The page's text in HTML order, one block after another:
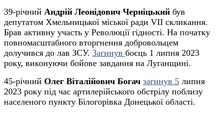
39-річний Андрій Леонідович Черніцький був
депутатом Хмельницької міської ради VII скликання.
Брав активну участь у Революції гідності. На початку
повномасштабного вторгнення добровольцем
долучився до лав ЗСУ. Загинув боєць 1 липня 2023
року, виконуючи бойове завдання на Луганщині.
45-річний Олег Віталійович Богач загинув 5 липня
2023 року під час артилерійського обстрілу поблизу
населеного пункту Білогорівка Донецької області.